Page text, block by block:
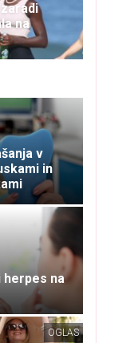
na
v
in
herpes na
OGLAS